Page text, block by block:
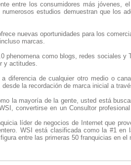
entre los consumidores más jóvenes,
numerosos estudios demuestran que los
nuevas oportunidades para los
marcas.
phenomena como blogs, redes sociales y
y actitudes.
diferencia de cualquier otro medio o
desde la recordación de marca inicial a
la mayoría de la gente, usted está
convertirse en un Consultor
líder de negocios de Internet que
WSI está clasificada como la #1 en
entre las primeras 50 franquicias en